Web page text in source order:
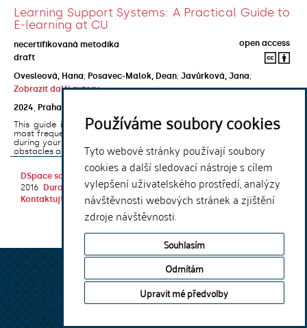
Používáme soubory cookies
Tyto webové stránky používají soubory
cookies a další sledovací nástroje s cílem
vylepšení uživatelského prostředí, analýzy
návštěvnosti webových stránek a zjištění
zdroje návštěvnosti.
Souhlasím
Odmítám
Upravit mé předvolby
Learning Support Systems: A Practical Guide to
E-learning at CU
necertifikovaná metodika
open access
draft
Ovesleová, Hana; Posavec-Malok, Dean; Javůrková, Jana;
Zobrazit další autory
2024
Praha
This guide introduces the e-learning support tools that are used
most frequently at Charles University and that you may encounter
during your studies. It will also help you to avoid the most common
obstacles associated ...
DSpace software
2016
DuraSpace
Kontaktujte nás |Vyjádření názoru
Theme by